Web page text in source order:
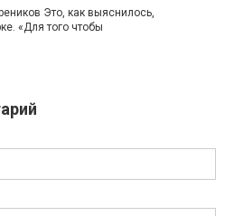
Это, как выяснилось,
«Для того чтобы